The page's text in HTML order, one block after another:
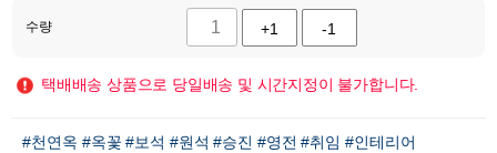
수량 +1 -1
택배배송 상품으로 당일배송 및 시간지정이 불가합니다.
#천연옥 #옥꽃 #보석 #원석 #승진 #영전 #취임 #인테리어